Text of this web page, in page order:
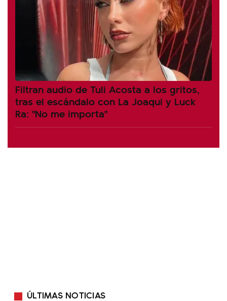
Filtran audio de Tuli Acosta a los gritos,
tras el escándalo con La Joaqui y Luck
Ra: "No me importa"
ÚLTIMAS NOTICIAS